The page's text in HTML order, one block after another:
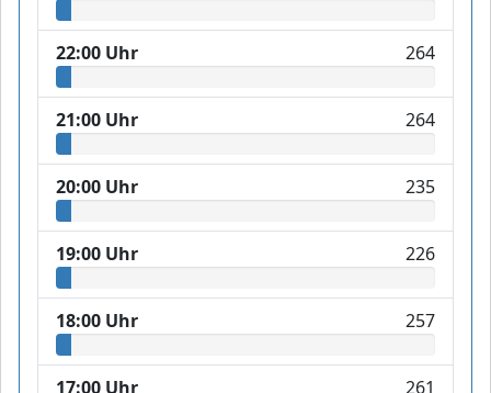
22:00 Uhr 264
21:00 Uhr 264
20:00 Uhr 235
19:00 Uhr 226
18:00 Uhr 257
17:00 Uhr 261